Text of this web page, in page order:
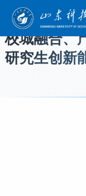
全球最
校城融合、
研究生创新